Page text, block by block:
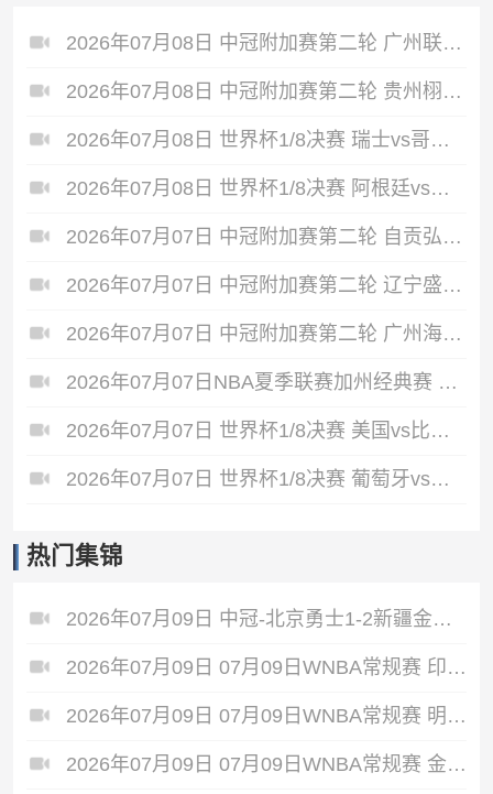
2026年07月08日 中冠附加赛第二轮 广州联增城澳体 VS 重庆瀚达 全场录像
2026年07月08日 中冠附加赛第二轮 贵州栩烽棠 VS 广州黄埔志诚 全场录像
2026年07月08日 世界杯1/8决赛 瑞士vs哥伦比亚 全场录像
2026年07月08日 世界杯1/8决赛 阿根廷vs埃及 全场录像
2026年07月07日 中冠附加赛第二轮 自贡弘祥电碳 VS 大连聚惺晟恒 全场录像
2026年07月07日 中冠附加赛第二轮 辽宁盛京新锐 VS 上海泽天 全场录像
2026年07月07日 中冠附加赛第二轮 广州海珠醒派 VS 吴川青年 全场录像
2026年07月07日NBA夏季联赛加州经典赛 热火 - 勇士 全场录像
2026年07月07日 世界杯1/8决赛 美国vs比利时 全场录像
2026年07月07日 世界杯1/8决赛 葡萄牙vs西班牙 全场录像
热门集锦
2026年07月09日 中冠-北京勇士1-2新疆金盾 阿布都热依木头球建功
2026年07月09日 07月09日WNBA常规赛 印第安纳狂热92-106洛杉矶火花 全场集锦
2026年07月09日 07月09日WNBA常规赛 明尼苏达山猫86-80康涅狄格太阳 全场集锦
2026年07月09日 07月09日WNBA常规赛 金州女武神83-75多伦多节奏 全场集锦